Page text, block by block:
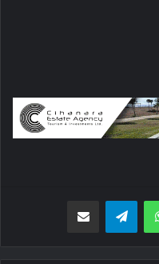
واتس اپ تلگرام